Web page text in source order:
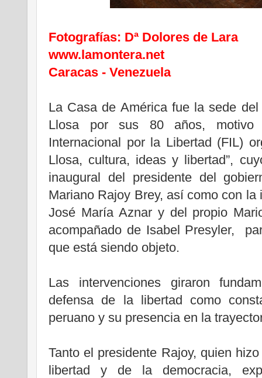
Fotografías: Dª Dolores de Lara
www.lamontera.net
Caracas - Venezuela
La Casa de América fue la sede
Llosa por sus 80 años,
Internacional por la Libertad (FIL)
Llosa, cultura, ideas y libertad”,
inaugural del presidente del
Mariano Rajoy Brey, así como con
José María Aznar y del propio
acompañado de Isabel Presyler,
que está siendo objeto.
Las intervenciones giraron
defensa de la libertad como
peruano y su presencia en la
Tanto el presidente Rajoy, quien
libertad y de la democracia,